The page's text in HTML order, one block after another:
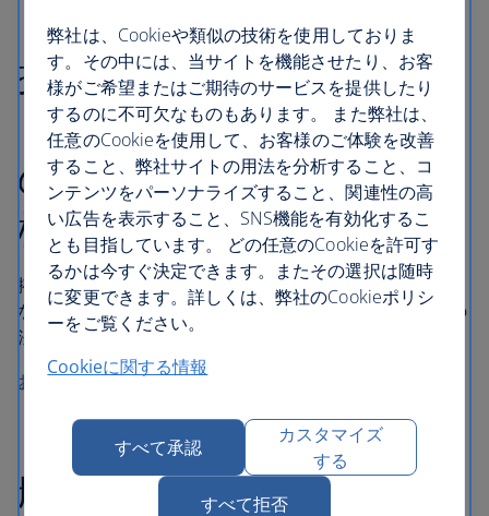
搭乗拒否、ダウングレー
ド、キャンセル、長時間
の遅延に関するお客様の
権利
搭乗拒否、ダウングレード、フライトの欠航または大幅
な遅延が生じた場合、お客様は、英国および/またはEUの
法律に基づいて補償を受けられる場合があります。
お客様の権利に関する詳細を見る
航空会社の責任
弊社は、Cookieや類似の技術を使用しておりま
す。その中には、当サイトを機能させたり、お客
様がご希望またはご期待のサービスを提供したり
するのに不可欠なものもあります。 また弊社は、
任意のCookieを使用して、お客様のご体験を改善
すること、弊社サイトの用法を分析すること、コ
ンテンツをパーソナライズすること、関連性の高
い広告を表示すること、SNS機能を有効化するこ
とも目指しています。 どの任意のCookieを許可す
るかは今すぐ決定できます。またその選択は随時
に変更できます。詳しくは、弊社のCookieポリシ
ーをご覧ください。
Cookieに関する情報
すべて承認
カスタマイズ
する
すべて拒否